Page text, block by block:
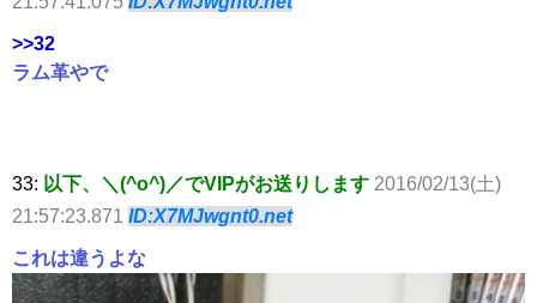
>>32
ラム革やで
33: 以下、＼(^o^)／でVIPがお送りします 2016/02/13(土)
21:57:23.871 ID:X7MJwgnt0.net
これは違うよな